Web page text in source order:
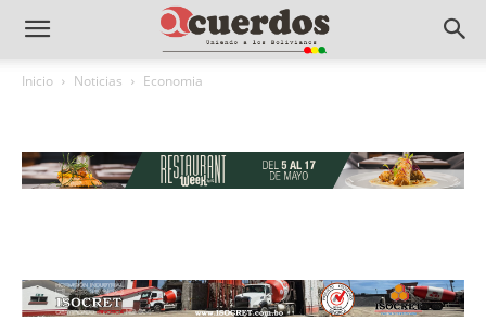
Inicio Noticias Economia